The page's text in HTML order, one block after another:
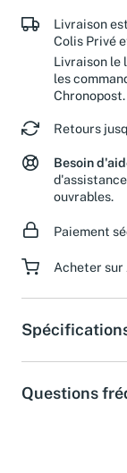
Livraison
Colis Privé
Livraison le
les
Chronopost.
Retours
Besoin
ouvrables.
Paiement
Acheter sur
Questions